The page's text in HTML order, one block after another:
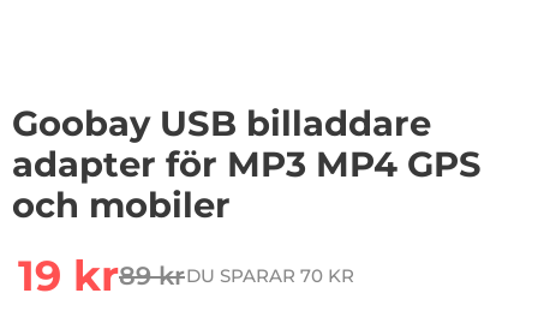
Goobay USB billaddare
adapter för MP3 MP4 GPS
och mobiler
rea pris
19 krtidigare pris
89 krDU SPARAR 70 KR